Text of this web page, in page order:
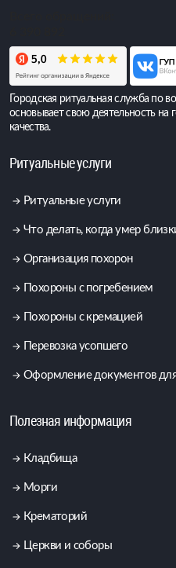
Городская ритуальная служба по
основывает свою деятельность на
качества.
Ритуальные услуги
Ритуальные услуги
Что делать, когда умер
Организация похорон
Похороны с погребением
Похороны с кремацией
Перевозка усопшего
Оформление документов
Полезная информация
Кладбища
Морги
Крематорий
Церкви и соборы